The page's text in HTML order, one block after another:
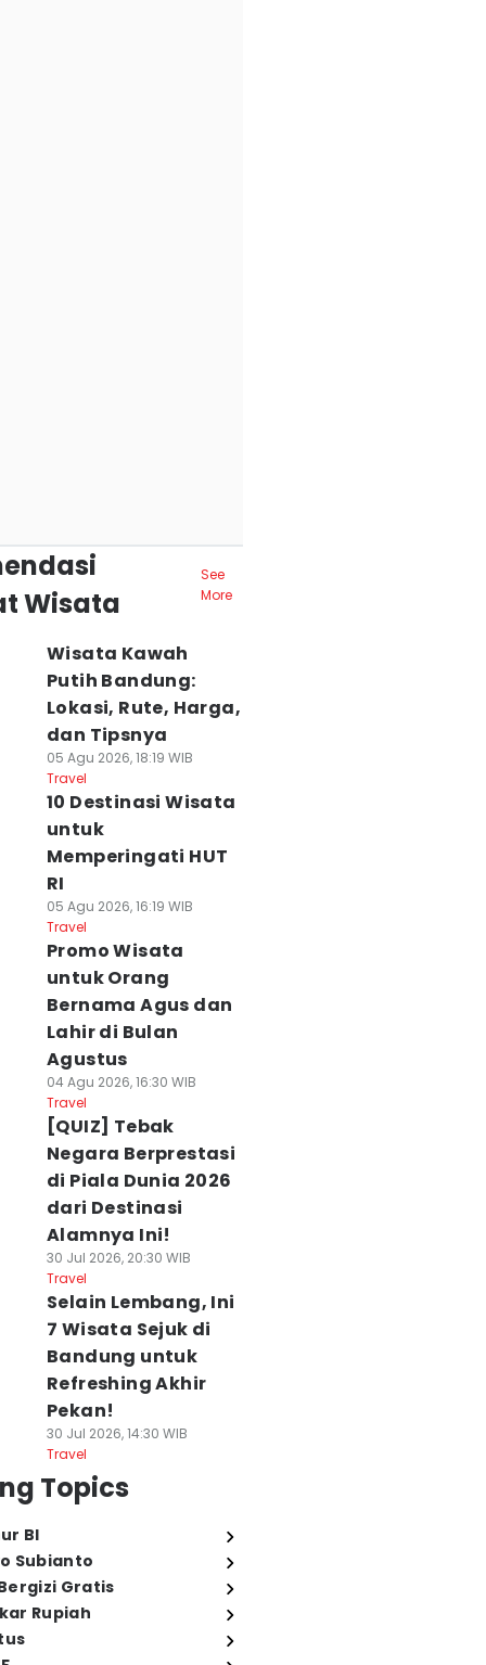
Wisata
See
More
Wisata Kawah
Putih Bandung:
Lokasi, Rute, Harga,
dan Tipsnya
05 Agu 2026, 18:19 WIB
Travel
10 Destinasi Wisata
untuk
Memperingati HUT
RI
05 Agu 2026, 16:19 WIB
Travel
Promo Wisata
untuk Orang
Bernama Agus dan
Lahir di Bulan
Agustus
04 Agu 2026, 16:30 WIB
Travel
[QUIZ] Tebak
Negara Berprestasi
di Piala Dunia 2026
dari Destinasi
Alamnya Ini!
30 Jul 2026, 20:30 WIB
Travel
Selain Lembang, Ini
7 Wisata Sejuk di
Bandung untuk
Refreshing Akhir
Pekan!
30 Jul 2026, 14:30 WIB
Travel
Topics
BI
Subianto
Gratis
Rupiah